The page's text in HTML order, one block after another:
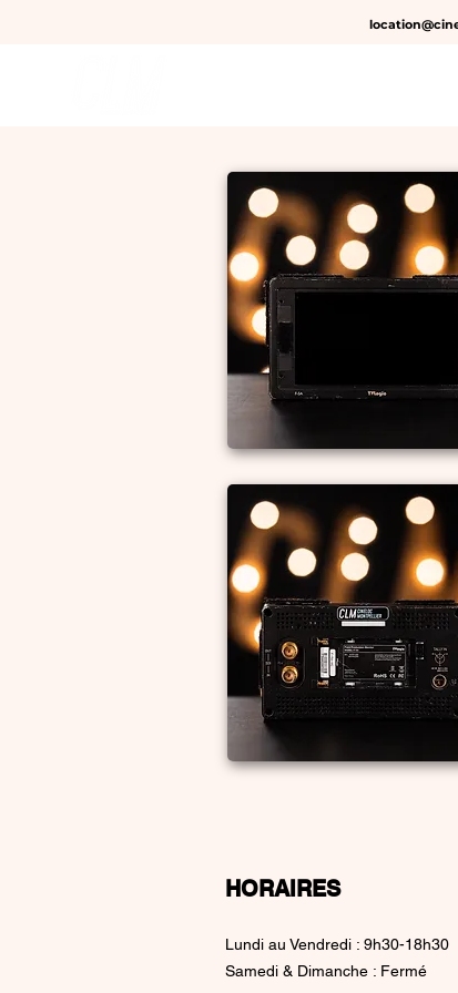
HORAIRES
Lundi au Vendredi : 9h30-18h30
Samedi & Dimanche : Fermé